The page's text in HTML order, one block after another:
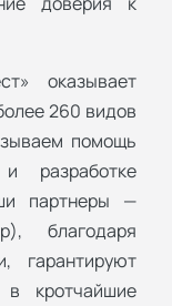
оказывает
260 видов
помощь
разработке
партнеры —
благодаря
гарантируют
в кротчайшие